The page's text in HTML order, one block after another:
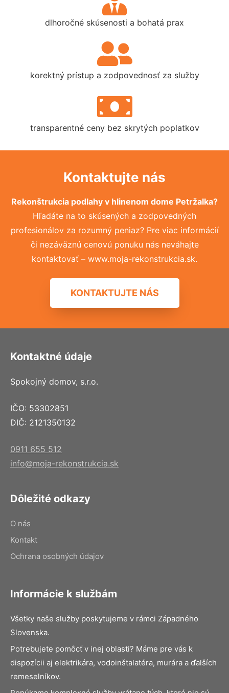
dlhoročné skúsenosti a bohatá prax
korektný prístup a zodpovednosť za služby
transparentné ceny bez skrytých poplatkov
Kontaktujte nás
Rekonštrukcia podlahy v hlinenom dome Petržalka?
Hľadáte na to skúsených a zodpovedných
profesionálov za rozumný peniaz? Pre viac informácií
či nezáväznú cenovú ponuku nás neváhajte
kontaktovať – www.moja-rekonstrukcia.sk.
KONTAKTUJTE NÁS
Kontaktné údaje
Spokojný domov, s.r.o.
IČO: 53302851
DIČ: 2121350132
0911 655 512
info@moja-rekonstrukcia.sk
Dôležité odkazy
O nás
Kontakt
Ochrana osobných údajov
Informácie k službám
Všetky naše služby poskytujeme v rámci Západného
Slovenska.
Potrebujete pomôcť v inej oblasti? Máme pre vás k
dispozícii aj elektrikára, vodoinštalatéra, murára a ďalších
remeselníkov.